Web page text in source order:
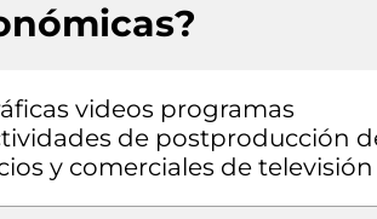
videos programas
de postproducción
y comerciales de televisión